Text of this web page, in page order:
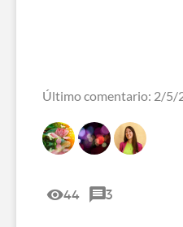
Último comentario: 2/5/
44 3